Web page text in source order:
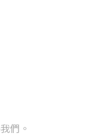
們。